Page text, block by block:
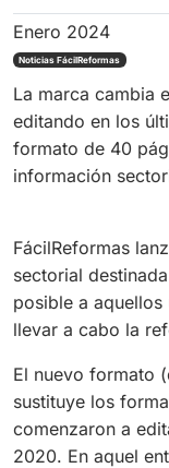
Enero 2024
Noticias FácilReformas
La marca cambia
editando en los
formato de 40
información
FácilReformas
sectorial
posible a aquellos
llevar a cabo la
El nuevo formato
sustituye los
comenzaron a
2020. En aquel